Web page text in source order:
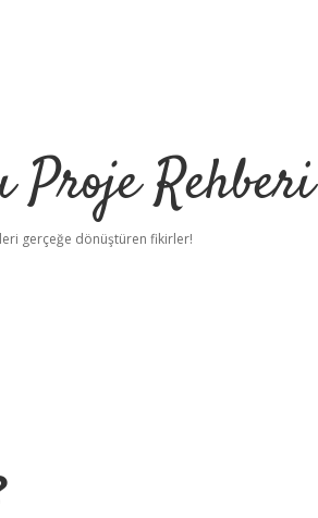
Proje Rehberi
gerçeğe dönüştüren fikirler!